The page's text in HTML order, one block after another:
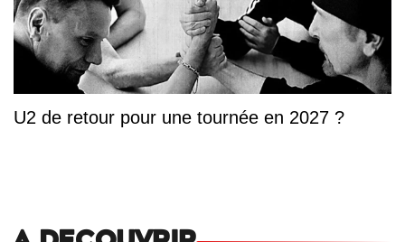
U2 de retour pour une tournée en 2027 ?